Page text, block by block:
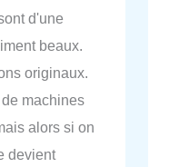
d'une
beaux.
originaux.
machines
alors si on
devient